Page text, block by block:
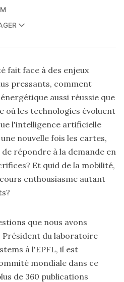
fait face à des enjeux
pressants, comment
aussi réussie que
où les technologies évoluent
l'intelligence artificielle
nouvelle fois les cartes,
répondre à la demande en
Et quid de la mobilité,
enthousiasme autant
que nous avons
Président du laboratoire
à l'EPFL, il est
mondiale dans ce
de 360 publications